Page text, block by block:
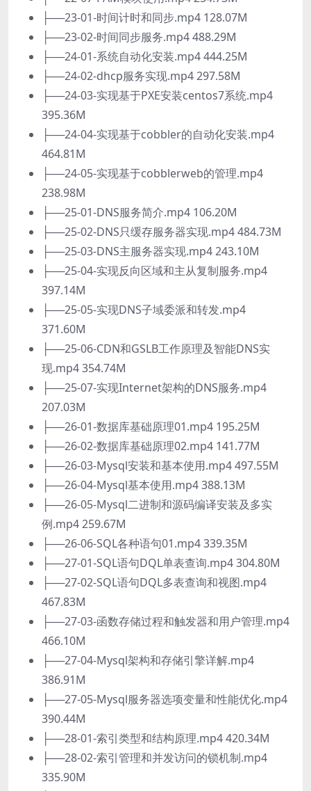
├──23-01-时间计时和同步.mp4 128.07M
├──23-02-时间同步服务.mp4 488.29M
├──24-01-系统自动化安装.mp4 444.25M
├──24-02-dhcp服务实现.mp4 297.58M
├──24-03-实现基于PXE安装centos7系统.mp4
395.36M
├──24-04-实现基于cobbler的自动化安装.mp4
464.81M
├──24-05-实现基于cobblerweb的管理.mp4
238.98M
├──25-01-DNS服务简介.mp4 106.20M
├──25-02-DNS只缓存服务器实现.mp4 484.73M
├──25-03-DNS主服务器实现.mp4 243.10M
├──25-04-实现反向区域和主从复制服务.mp4
397.14M
├──25-05-实现DNS子域委派和转发.mp4
371.60M
├──25-06-CDN和GSLB工作原理及智能DNS实
现.mp4 354.74M
├──25-07-实现Internet架构的DNS服务.mp4
207.03M
├──26-01-数据库基础原理01.mp4 195.25M
├──26-02-数据库基础原理02.mp4 141.77M
├──26-03-Mysql安装和基本使用.mp4 497.55M
├──26-04-Mysql基本使用.mp4 388.13M
├──26-05-Mysql二进制和源码编译安装及多实
例.mp4 259.67M
├──26-06-SQL各种语句01.mp4 339.35M
├──27-01-SQL语句DQL单表查询.mp4 304.80M
├──27-02-SQL语句DQL多表查询和视图.mp4
467.83M
├──27-03-函数存储过程和触发器和用户管理.mp4
466.10M
├──27-04-Mysql架构和存储引擎详解.mp4
386.91M
├──27-05-Mysql服务器选项变量和性能优化.mp4
390.44M
├──28-01-索引类型和结构原理.mp4 420.34M
├──28-02-索引管理和并发访问的锁机制.mp4
335.90M